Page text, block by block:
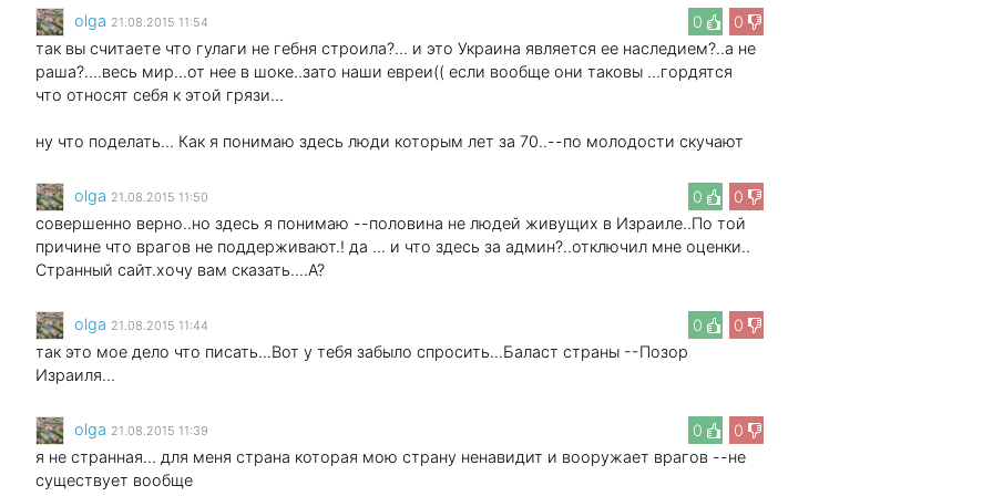
0 0
olga 21.08.2015 11:54
так вы считаете что гулаги не гебня строила?... и это Украина является ее наследием?..а не
раша?....весь мир...от нее в шоке..зато наши евреи(( если вообще они таковы ...гордятся
что относят себя к этой грязи...
ну что поделать... Как я понимаю здесь люди которым лет за 70..--по молодости скучают
0 0
olga 21.08.2015 11:50
совершенно верно..но здесь я понимаю --половина не людей живущих в Израиле..По той
причине что врагов не поддерживают.! да ... и что здесь за админ?..отключил мне оценки..
Странный сайт.хочу вам сказать....А?
0 0
olga 21.08.2015 11:44
так это мое дело что писать...Вот у тебя забыло спросить...Баласт страны --Позор
Израиля...
0 0
olga 21.08.2015 11:39
я не странная... для меня страна которая мою страну ненавидит и вооружает врагов --не
существует вообще